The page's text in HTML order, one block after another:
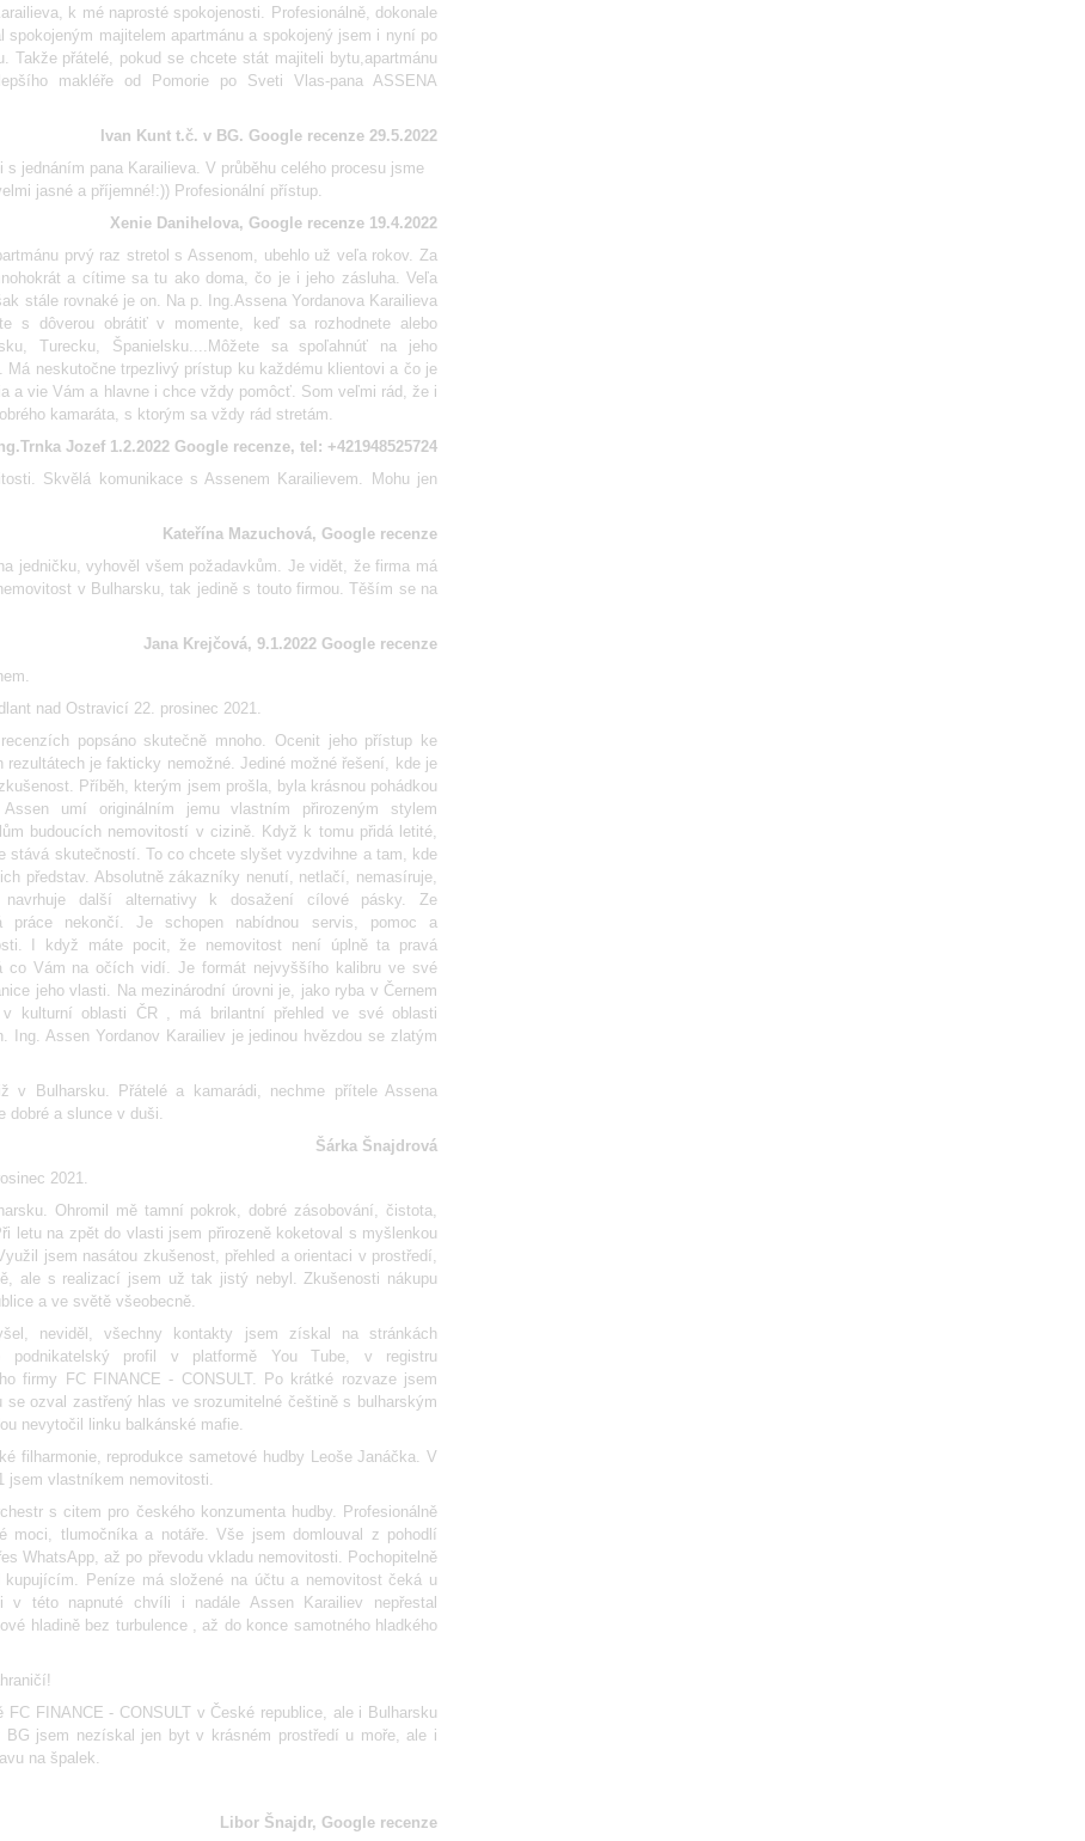
k mé naprosté spokojenosti. Profesionálně, dokonale
majitelem apartmánu a spokojený jsem i nyní po
Takže přátelé, pokud se chcete stát majiteli bytu,apartmánu
makléře od Pomorie po Sveti Vlas-pana ASSENA
Ivan Kunt t.č. v BG. Google recenze 29.5.2022
jednáním pana Karailieva. V průběhu celého procesu jsme
jasné a příjemné!:)) Profesionální přístup.
Xenie Danihelova, Google recenze 19.4.2022
prvý raz stretol s Assenom, ubehlo už veľa rokov. Za
a cítime sa tu ako doma, čo je i jeho zásluha. Veľa
stále rovnaké je on. Na p. Ing.Assena Yordanova Karailieva
s dôverou obrátiť v momente, keď sa rozhodnete alebo
Turecku, Španielsku....Môžete sa spoľahnúť na jeho
Má neskutočne trpezlivý prístup ku každému klientovi a čo je
a vie Vám a hlavne i chce vždy pomôcť. Som veľmi rád, že i
kamaráta, s ktorým sa vždy rád stretám.
Jozef 1.2.2022 Google recenze, tel: +421948525724
Skvělá komunikace s Assenem Karailievem. Mohu jen
Kateřína Mazuchová, Google recenze
jedničku, vyhověl všem požadavkům. Je vidět, že firma má
v Bulharsku, tak jedině s touto firmou. Těším se na
Jana Krejčová, 9.1.2022 Google recenze
nad Ostravicí 22. prosinec 2021.
popsáno skutečně mnoho. Ocenit jeho přístup ke
je fakticky nemožné. Jediné možné řešení, kde je
Příběh, kterým jsem prošla, byla krásnou pohádkou
umí originálním jemu vlastním přirozeným stylem
budoucích nemovitostí v cizině. Když k tomu přidá letité,
stává skutečností. To co chcete slyšet vyzdvihne a tam, kde
představ. Absolutně zákazníky nenutí, netlačí, nemasíruje,
další alternativy k dosažení cílové pásky. Ze
práce nekončí. Je schopen nabídnou servis, pomoc a
I když máte pocit, že nemovitost není úplně ta pravá
Vám na očích vidí. Je formát nejvyššího kalibru ve své
jeho vlasti. Na mezinárodní úrovni je, jako ryba v Černem
kulturní oblasti ČR , má brilantní přehled ve své oblasti
Ing. Assen Yordanov Karailiev je jedinou hvězdou se zlatým
Bulharsku. Přátelé a kamarádi, nechme přítele Assena
dobré a slunce v duši.
Šárka Šnajdrová
2021.
Ohromil mě tamní pokrok, dobré zásobování, čistota,
letu na zpět do vlasti jsem přirozeně koketoval s myšlenkou
jsem nasátou zkušenost, přehled a orientaci v prostředí,
ale s realizací jsem už tak jistý nebyl. Zkušenosti nákupu
a ve světě všeobecně.
neviděl, všechny kontakty jsem získal na stránkách
podnikatelský profil v platformě You Tube, v registru
firmy FC FINANCE - CONSULT. Po krátké rozvaze jsem
ozval zastřený hlas ve srozumitelné češtině s bulharským
nevytočil linku balkánské mafie.
filharmonie, reprodukce sametové hudby Leoše Janáčka. V
jsem vlastníkem nemovitosti.
s citem pro českého konzumenta hudby. Profesionálně
moci, tlumočníka a notáře. Vše jsem domlouval z pohodlí
WhatsApp, až po převodu vkladu nemovitosti. Pochopitelně
Peníze má složené na účtu a nemovitost čeká u
v této napnuté chvíli i nadále Assen Karailiev nepřestal
hladině bez turbulence , až do konce samotného hladkého
FINANCE - CONSULT v České republice, ale i Bulharsku
jsem nezískal jen byt v krásném prostředí u moře, ale i
na špalek.
Libor Šnajdr, Google recenze